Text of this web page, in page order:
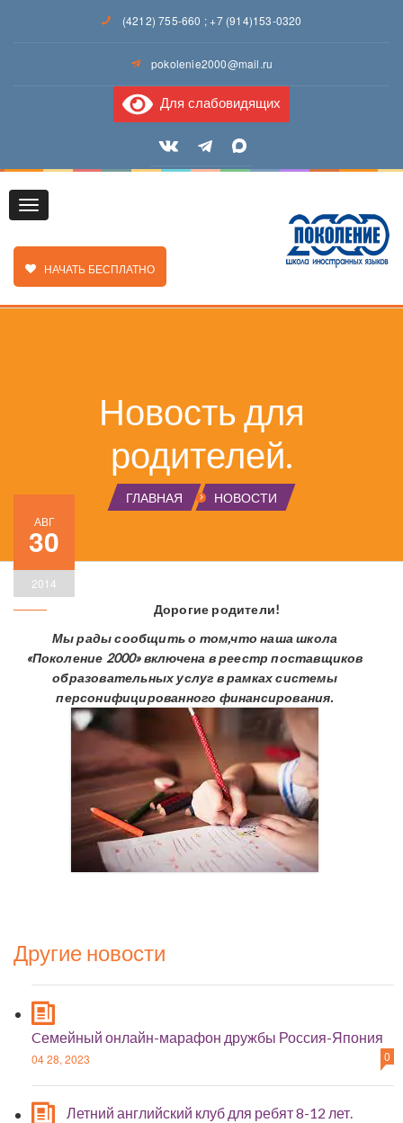
(4212) 755-660 ;+7 (914)153-0320
pokolenie2000@mail.ru
Для слабовидящих
Toggle
ЗАКАЗАТЬ ЗВОНОК
НАЧАТЬ БЕСПЛАТНО
Новость для
родителей.
ГЛАВНАЯ НОВОСТИ
АВГ
30
2014
Дорогие родители!
Мы рады сообщить о том,что наша школа
«Поколение 2000» включена в реестр поставщиков
образовательных услуг в рамках системы
персонифицированного финансирования.
Другие новости
Cемейный онлайн-марафон дружбы Россия-Япония
04 28, 2023 0
Летний английский клуб для ребят 8-12 лет.